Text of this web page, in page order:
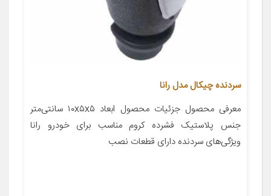
سردنده چیکال مدل رانا
معرفی محصول جزئیات محصول ابعاد ۱۰x۵x۵ سانتی‌متر
جنس پلاستیک فشرده کروم مناسب برای خودرو رانا
ویژگی‌های سردنده دارای قطعات نصب